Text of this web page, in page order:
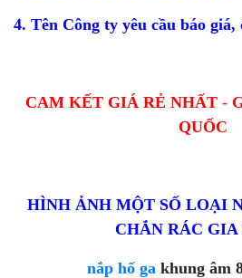
4. Tên Công ty yêu cầu báo
CAM KẾT GIÁ RẺ NHẤT -
QUỐC
HÌNH ẢNH MỘT SỐ LOẠI
CHẮN RÁC GIA
nắp hố ga khung âm